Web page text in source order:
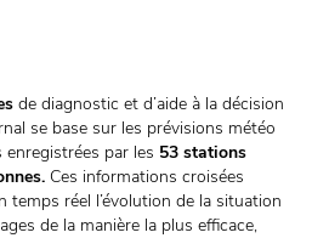
de diagnostic et d’aide à la décision
se base sur les prévisions météo
enregistrées par les 53 stations
Ces informations croisées
temps réel l’évolution de la situation
de la manière la plus efficace,